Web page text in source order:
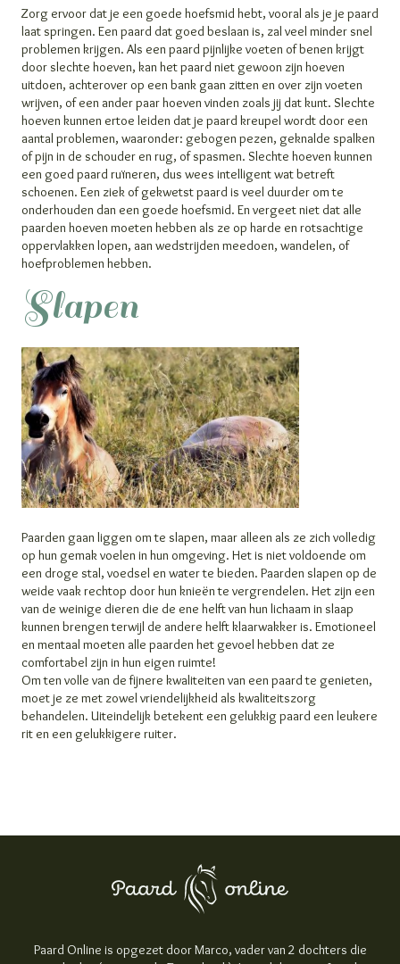
Zorg ervoor dat je een goede hoefsmid hebt, vooral als je je paard
laat springen. Een paard dat goed beslaan is, zal veel minder snel
problemen krijgen. Als een paard pijnlijke voeten of benen krijgt
door slechte hoeven, kan het paard niet gewoon zijn hoeven
uitdoen, achterover op een bank gaan zitten en over zijn voeten
wrijven, of een ander paar hoeven vinden zoals jij dat kunt. Slechte
hoeven kunnen ertoe leiden dat je paard kreupel wordt door een
aantal problemen, waaronder: gebogen pezen, geknalde spalken
of pijn in de schouder en rug, of spasmen. Slechte hoeven kunnen
een goed paard ruïneren, dus wees intelligent wat betreft
schoenen. Een ziek of gekwetst paard is veel duurder om te
onderhouden dan een goede hoefsmid. En vergeet niet dat alle
paarden hoeven moeten hebben als ze op harde en rotsachtige
oppervlakken lopen, aan wedstrijden meedoen, wandelen, of
hoefproblemen hebben.
Slapen
Paarden gaan liggen om te slapen, maar alleen als ze zich volledig
op hun gemak voelen in hun omgeving. Het is niet voldoende om
een droge stal, voedsel en water te bieden. Paarden slapen op de
weide vaak rechtop door hun knieën te vergrendelen. Het zijn een
van de weinige dieren die de ene helft van hun lichaam in slaap
kunnen brengen terwijl de andere helft klaarwakker is. Emotioneel
en mentaal moeten alle paarden het gevoel hebben dat ze
comfortabel zijn in hun eigen ruimte!
Om ten volle van de fijnere kwaliteiten van een paard te genieten,
moet je ze met zowel vriendelijkheid als kwaliteitszorg
behandelen. Uiteindelijk betekent een gelukkig paard een leukere
rit en een gelukkigere ruiter.
Paard Online is opgezet door Marco, vader van 2 dochters die